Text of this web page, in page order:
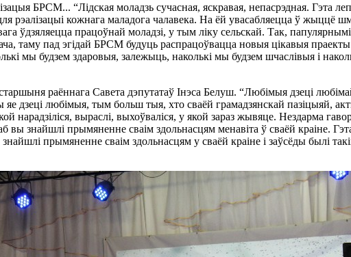
БРСМ... “Лідская моладзь сучасная, яскравая, непасрэдная. Гэта
рэалізацыі кожнага маладога чалавека. На ёй увасабляецца ў жыццё
ўдзяляецца працоўнай моладзі, у тым ліку сельскай. Так,
таму пад эгідай БРСМ будуць распрацоўвацца новыя цікавыя
мы будзем здаровыя, залежыць, наколькі мы будзем шчаслівыя і
раённага Савета дэпутатаў Інэса Белуш. “Любімыя дзеці
дзеці любімыя, тым больш тыя, хто сваёй грамадзянскай пазіцыяй,
нарадзіліся, выраслі, выхоўваліся, у якой зараз жывяце. Нездарма
вы знайшлі прымяненне сваім здольнасцям менавіта ў сваёй краіне.
прымяненне сваім здольнасцям у сваёй краіне і заўсёды былі